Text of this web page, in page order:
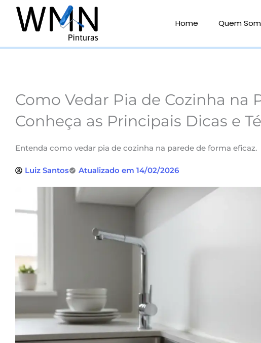
Home Quem
Como Vedar Pia de Cozinha na
Conheça as Principais Dicas e
Entenda como vedar pia de cozinha na parede de forma eficaz.
Luiz Santos Atualizado em 14/02/2026